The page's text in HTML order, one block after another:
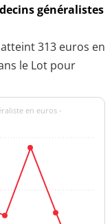
généralistes
313 euros en
le Lot pour
en euros -